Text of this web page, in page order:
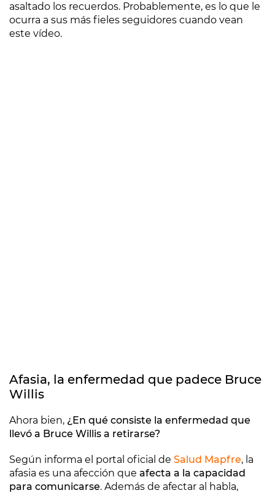
asaltado los recuerdos. Probablemente, es lo que le
ocurra a sus más fieles seguidores cuando vean
este vídeo.
Afasia, la enfermedad que padece Bruce
Willis
Ahora bien, ¿En qué consiste la enfermedad que
llevó a Bruce Willis a retirarse?
Según informa el portal oficial de Salud Mapfre, la
afasia es una afección que afecta a la capacidad
para comunicarse. Además de afectar al habla,